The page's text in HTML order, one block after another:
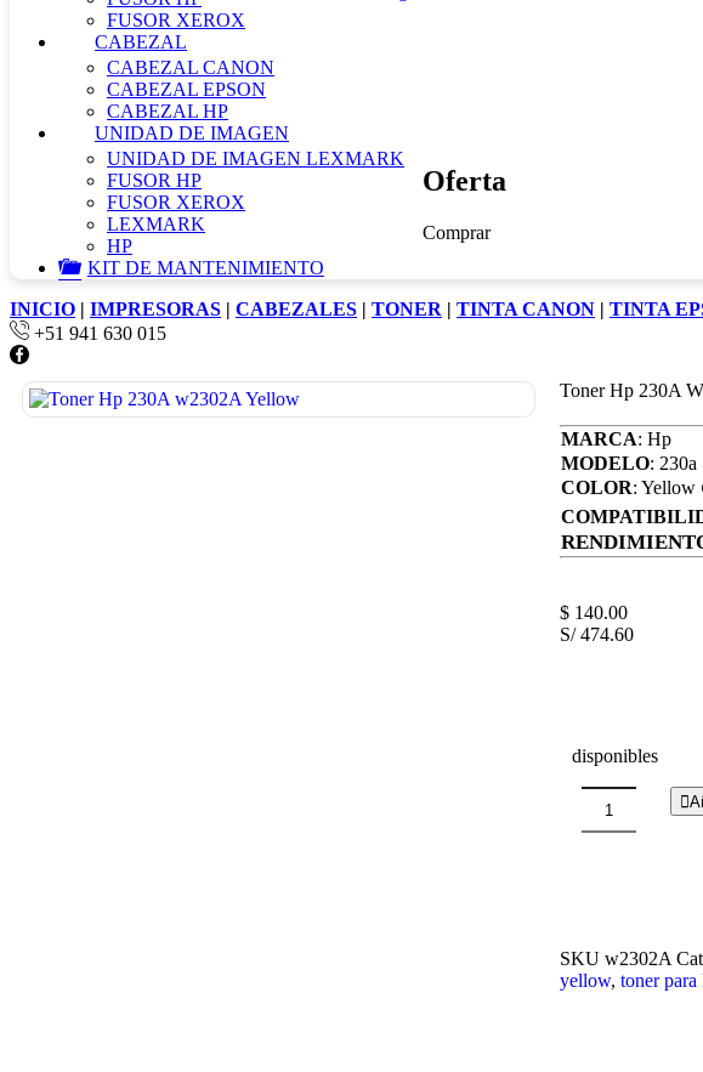
Oferta
Comprar
FUSOR XEROX
CABEZAL
CABEZAL CANON
CABEZAL EPSON
CABEZAL HP
UNIDAD DE IMAGEN
UNIDAD DE IMAGEN LEXMARK
FUSOR HP
FUSOR XEROX
LEXMARK
HP
KIT DE MANTENIMIENTO
INICIO | IMPRESORAS | CABEZALES | TONER | TINTA CANON | TINTA
+51 941 630 015
Toner Hp 230A
MARCA: Hp
MODELO: 230a
COLOR: Yellow
$140.00
S/ 474.60
disponibles
SKU w2302A
yellow, toner para